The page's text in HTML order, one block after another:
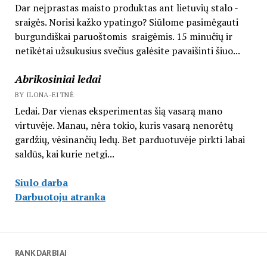
Dar neįprastas maisto produktas ant lietuvių stalo -
sraigės. Norisi kažko ypatingo? Siūlome pasimėgauti
burgundiškai paruoštomis sraigėmis. 15 minučių ir
netikėtai užsukusius svečius galėsite pavaišinti šiuo...
Abrikosiniai ledai
BY ILONA-EITNĖ
Ledai. Dar vienas eksperimentas šią vasarą mano
virtuvėje. Manau, nėra tokio, kuris vasarą nenorėtų
gardžių, vėsinančių ledų. Bet parduotuvėje pirkti labai
saldūs, kai kurie netgi...
Siulo darba
Darbuotoju atranka
RANKDARBIAI